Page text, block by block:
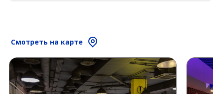
Смотреть на карте